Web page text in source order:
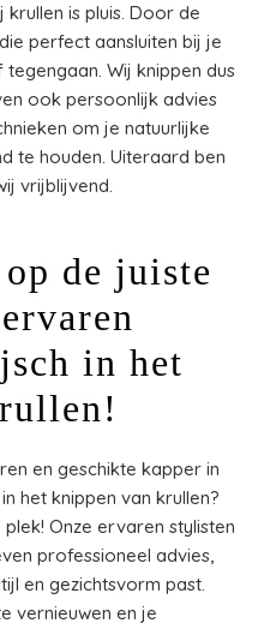
is pluis. Door de
perfect aansluiten bij je
Wij knippen dus
ook persoonlijk advies
om je natuurlijke
te houden. Uiteraard ben
vrijblijvend.
de juiste
in het
en geschikte kapper in
het knippen van krullen?
Onze ervaren stylisten
professioneel advies,
en gezichtsvorm past.
vernieuwen en je